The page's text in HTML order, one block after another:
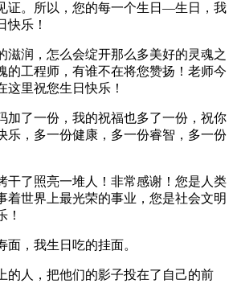
证。所以，您的每一个生日—生日，我
快乐！
滋润，怎么会绽开那么多美好的灵魂之
的工程师，有谁不在将您赞扬！老师今
这里祝您生日快乐！
加了一份，我的祝福也多了一份，祝你
乐，多一份健康，多一份睿智，多一份
干了照亮一堆人！非常感谢！您是人类
着世界上最光荣的事业，您是社会文明
！
面，我生日吃的挂面。
的人，把他们的影子投在了自己的前